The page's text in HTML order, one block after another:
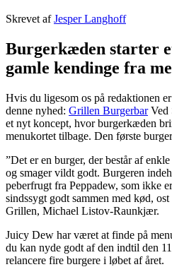
Skrevet afJesper Langhoff
Burgerkæden starter
gamle kendinge fra
Hvis du ligesom os på redaktionen
denne nyhed: Grillen BurgerbarVed
et nyt koncept, hvor burgerkæden
menukortet tilbage. Den første
”Det er en burger, der består af
og smager vildt godt. Burgeren
peberfrugt fra Peppadew, som ikke
sindssygt godt sammen med kød,
Grillen, Michael Listov-Raunkjær.
Juicy Dew har været at finde på
du kan nyde godt af den indtil den
relancere fire burgere i løbet af året.